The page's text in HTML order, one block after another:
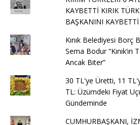
KAYBETTİ KIRIK
BAŞKANINI KAYBETTİ
Kınık Belediyesi Borç
Sema Bodur
Ancak Biter”
30 TL'ye Üretti, 11
TL: Üzümdeki Fiyat
Gündeminde
CUMHURBAŞKANI,